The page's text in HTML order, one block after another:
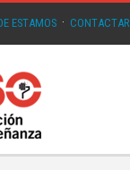
ESTAMOS · CONTACTAR